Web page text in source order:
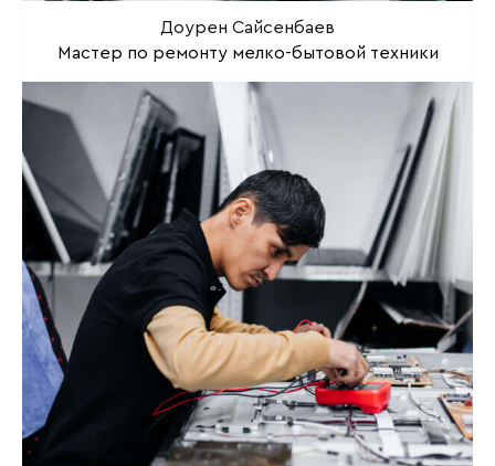
Доурен Сайсенбаев
Мастер по ремонту мелко-бытовой техники